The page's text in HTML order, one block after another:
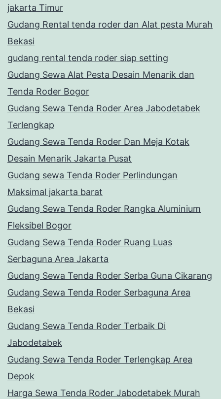
jakarta Timur
Gudang Rental tenda roder dan Alat pesta Murah
Bekasi
gudang rental tenda roder siap setting
Gudang Sewa Alat Pesta Desain Menarik dan
Tenda Roder Bogor
Gudang Sewa Tenda Roder Area Jabodetabek
Terlengkap
Gudang Sewa Tenda Roder Dan Meja Kotak
Desain Menarik Jakarta Pusat
Gudang sewa Tenda Roder Perlindungan
Maksimal jakarta barat
Gudang Sewa Tenda Roder Rangka Aluminium
Fleksibel Bogor
Gudang Sewa Tenda Roder Ruang Luas
Serbaguna Area Jakarta
Gudang Sewa Tenda Roder Serba Guna Cikarang
Gudang Sewa Tenda Roder Serbaguna Area
Bekasi
Gudang Sewa Tenda Roder Terbaik Di
Jabodetabek
Gudang Sewa Tenda Roder Terlengkap Area
Depok
Harga Sewa Tenda Roder Jabodetabek Murah